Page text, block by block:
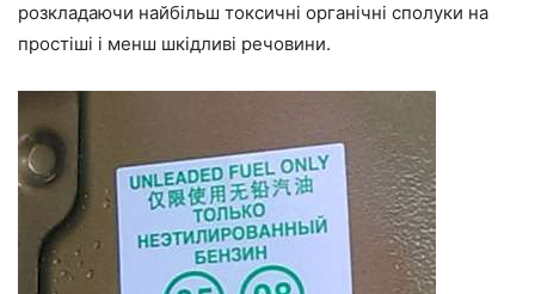
розкладаючи найбільш токсичні органічні сполуки на
простіші і менш шкідливі речовини.